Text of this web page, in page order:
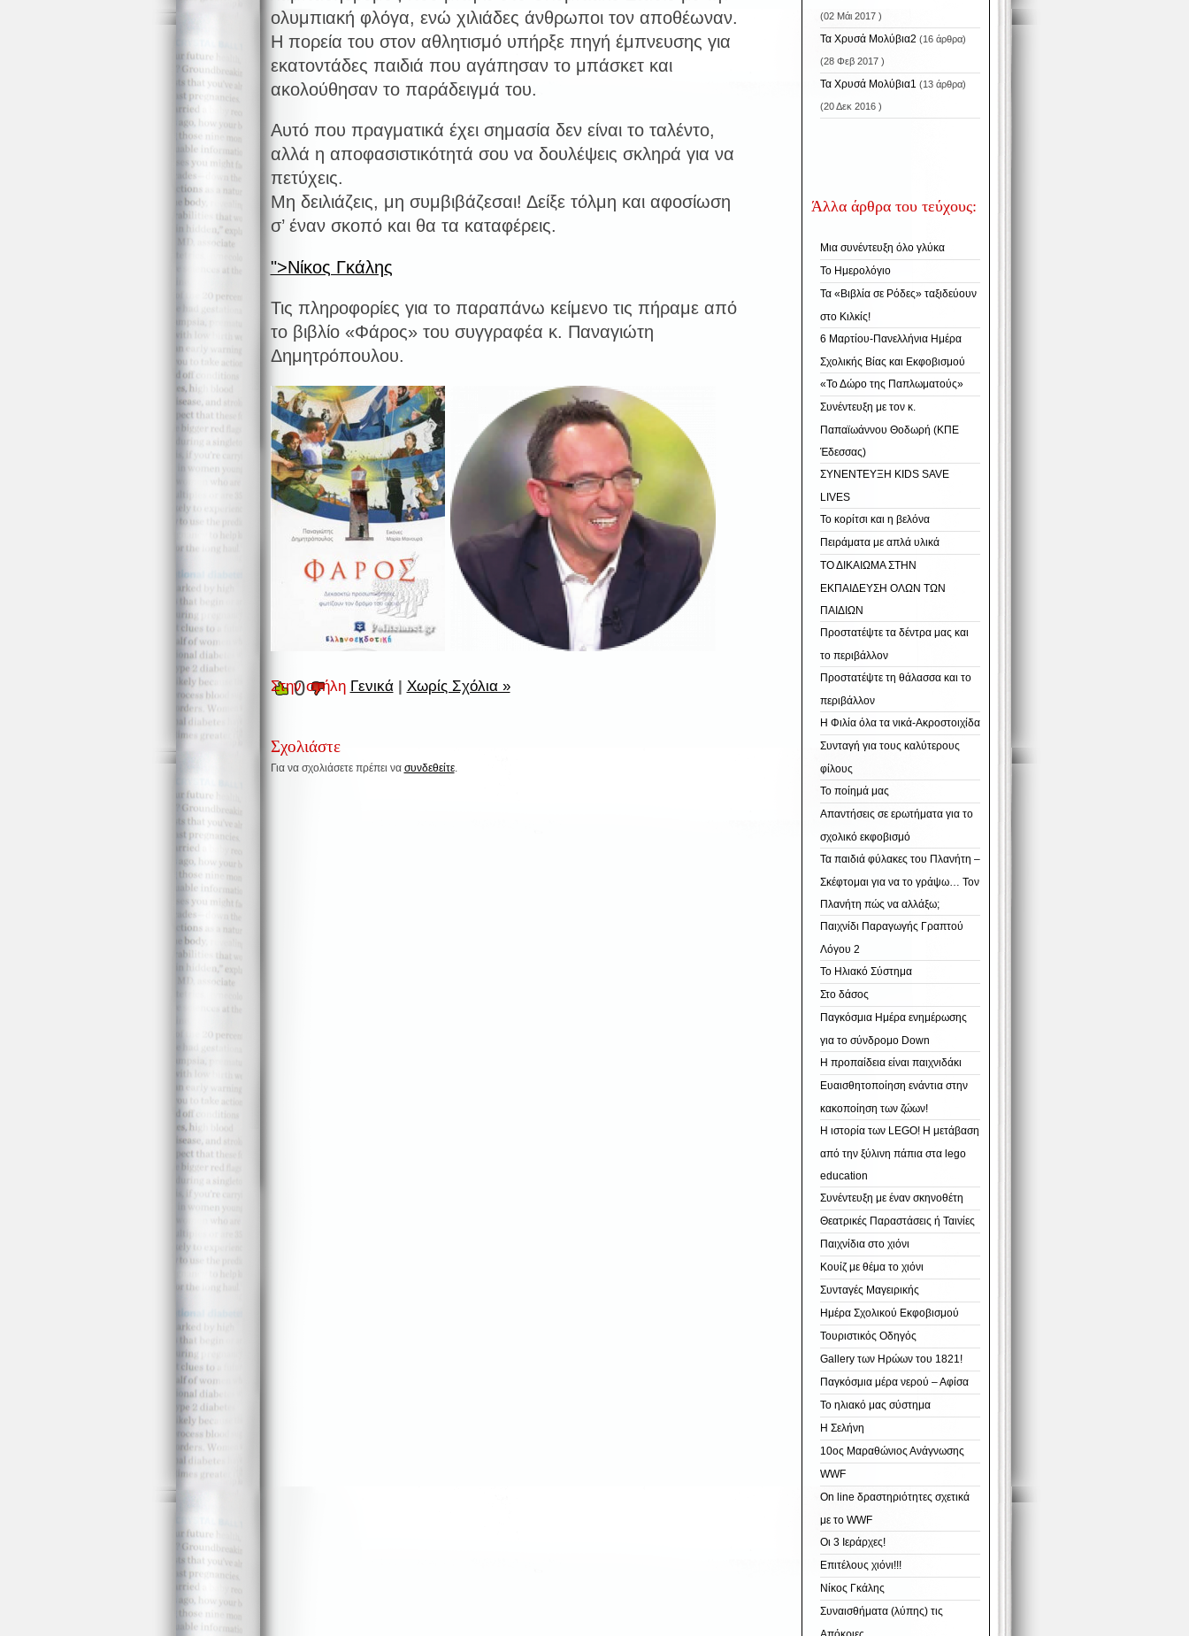
ολυμπιακή φλόγα, ενώ χιλιάδες άνθρωποι τον αποθέωναν.
Η πορεία του στον αθλητισμό υπήρξε πηγή έμπνευσης για
εκατοντάδες παιδιά που αγάπησαν το μπάσκετ και
ακολούθησαν το παράδειγμά του.
Αυτό που πραγματικά έχει σημασία δεν είναι το ταλέντο,
αλλά η αποφασιστικότητά σου να δουλέψεις σκληρά για να
πετύχεις.
Μη δειλιάζεις, μη συμβιβάζεσαι! Δείξε τόλμη και αφοσίωση
σ’ έναν σκοπό και θα τα καταφέρεις.
">Νίκος Γκάλης
Τις πληροφορίες για το παραπάνω κείμενο τις πήραμε από
το βιβλίο «Φάρος» του συγγραφέα κ. Παναγιώτη
Δημητρόπουλου.
Στην στήλη Γενικά | Χωρίς Σχόλια »
0
Σχολιάστε
Για να σχολιάσετε πρέπει να συνδεθείτε.
(02 Μάι 2017 )
Τα Χρυσά Μολύβια2 (16 άρθρα)
(28 Φεβ 2017 )
Τα Χρυσά Μολύβια1 (13 άρθρα)
(20 Δεκ 2016 )
Άλλα άρθρα του τεύχους:
Μια συνέντευξη όλο γλύκα
Το Ημερολόγιο
Τα «Βιβλία σε Ρόδες» ταξιδεύουν
στο Κιλκίς!
6 Μαρτίου-Πανελλήνια Ημέρα
Σχολικής Βίας και Εκφοβισμού
«Το Δώρο της Παπλωματούς»
Συνέντευξη με τον κ.
Παπαϊωάννου Θοδωρή (ΚΠΕ
Έδεσσας)
ΣΥΝΕΝΤΕΥΞΗ KIDS SAVE
LIVES
Το κορίτσι και η βελόνα
Πειράματα με απλά υλικά
ΤΟ ΔΙΚΑΙΩΜΑ ΣΤΗΝ
ΕΚΠΑΙΔΕΥΣΗ ΟΛΩΝ ΤΩΝ
ΠΑΙΔΙΩΝ
Προστατέψτε τα δέντρα μας και
το περιβάλλον
Προστατέψτε τη θάλασσα και το
περιβάλλον
Η Φιλία όλα τα νικά-Ακροστοιχίδα
Συνταγή για τους καλύτερους
φίλους
Το ποίημά μας
Απαντήσεις σε ερωτήματα για το
σχολικό εκφοβισμό
Τα παιδιά φύλακες του Πλανήτη –
Σκέφτομαι για να το γράψω… Τον
Πλανήτη πώς να αλλάξω;
Παιχνίδι Παραγωγής Γραπτού
Λόγου 2
Το Ηλιακό Σύστημα
Στο δάσος
Παγκόσμια Ημέρα ενημέρωσης
για το σύνδρομο Down
Η προπαίδεια είναι παιχνιδάκι
Ευαισθητοποίηση ενάντια στην
κακοποίηση των ζώων!
Η ιστορία των LEGO! H μετάβαση
από την ξύλινη πάπια στα lego
education
Συνέντευξη με έναν σκηνοθέτη
Θεατρικές Παραστάσεις ή Ταινίες
Παιχνίδια στο χιόνι
Κουίζ με θέμα το χιόνι
Συνταγές Μαγειρικής
Ημέρα Σχολικού Εκφοβισμού
Τουριστικός Οδηγός
Gallery των Ηρώων του 1821!
Παγκόσμια μέρα νερού – Αφίσα
Το ηλιακό μας σύστημα
Η Σελήνη
10ος Μαραθώνιος Ανάγνωσης
WWF
On line δραστηριότητες σχετικά
με το WWF
Οι 3 Ιεράρχες!
Επιτέλους χιόνι!!!
Νίκος Γκάλης
Συναισθήματα (λύπης) τις
Απόκριες